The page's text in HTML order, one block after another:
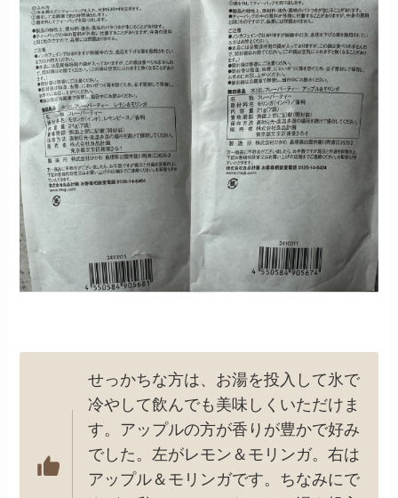
せっかちな方は、お湯を投入して氷で
冷やして飲んでも美味しくいただけま
す。アップルの方が香りが豊かで好み
でした。左がレモン＆モリンガ。右は
アップル＆モリンガです。ちなみにで